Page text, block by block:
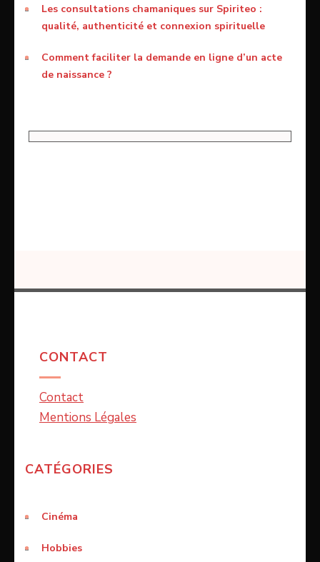
Les consultations chamaniques sur Spiriteo :
qualité, authenticité et connexion spirituelle
Comment faciliter la demande en ligne d’un acte
de naissance ?
CONTACT
Contact
Mentions Légales
CATÉGORIES
Cinéma
Hobbies